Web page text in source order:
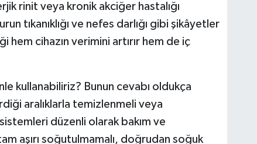
rinit veya kronik akciğer hastalığı
tıkanıklığı ve nefes darlığı gibi şikâyetler
cihazın verimini artırır hem de iç
kullanabiliriz? Bunun cevabı oldukça
aralıklarla temizlenmeli veya
düzenli olarak bakım ve
aşırı soğutulmamalı, doğrudan soğuk